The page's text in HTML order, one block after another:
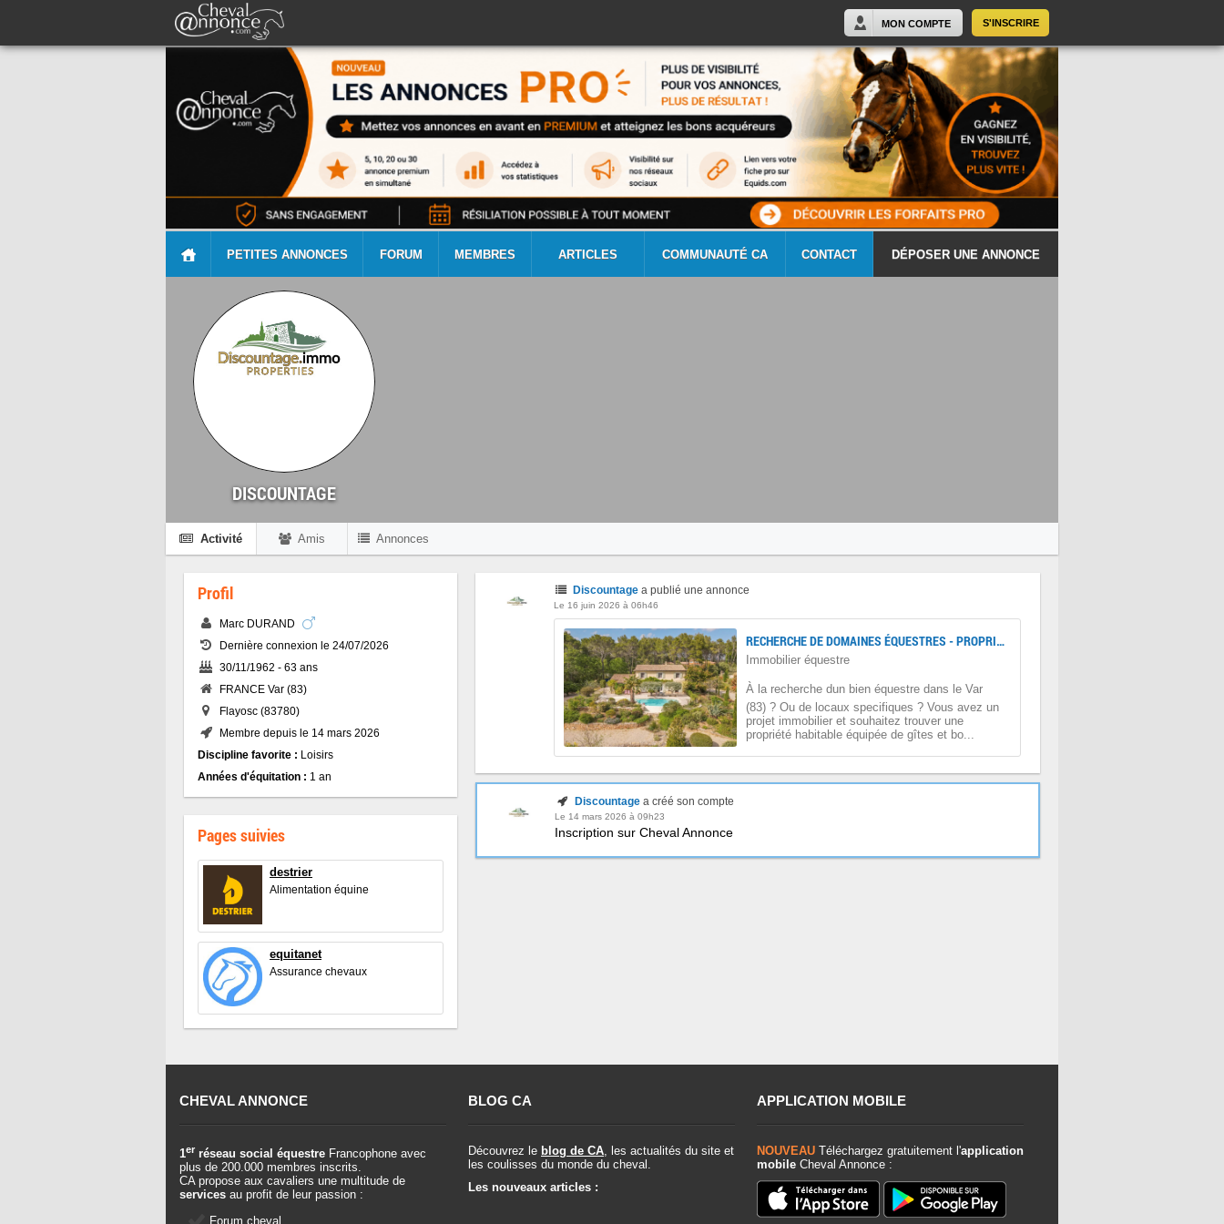
S'INSCRIRE
MON COMPTE
PETITES ANNONCES FORUM MEMBRES ARTICLES COMMUNAUTÉ CA CONTACT DÉPOSER UNE ANNONCE
DISCOUNTAGE
Activité Amis Annonces
Profil
Marc DURAND
Dernière connexion le 24/07/2026
30/11/1962 - 63 ans
FRANCE Var (83)
Flayosc (83780)
Membre depuis le 14 mars 2026
Discipline favorite : Loisirs
Années d'équitation : 1 an
Pages suivies
destrier
Alimentation équine
equitanet
Assurance chevaux
Discountage a publié une annonce
Le 16 juin 2026 à 06h46
RECHERCHE DE DOMAINES ÉQUESTRES - PROPRIÉTÉS RURALES À PARTIR DE :
Immobilier équestre
À la recherche dun bien équestre dans le Var
(83) ? Ou de locaux specifiques ? Vous avez un
projet immobilier et souhaitez trouver une
propriété habitable équipée de gîtes et bo...
Discountagea créé son compte
Le 14 mars 2026 à 09h23
Inscription sur Cheval Annonce
CHEVAL ANNONCE
1er réseau social équestre Francophone avec
plus de 200.000 membres inscrits.
CA propose aux cavaliers une multitude de
services au profit de leur passion :
Forum cheval
BLOG CA
Découvrez le blog de CA , les actualités du site et
les coulisses du monde du cheval.
Les nouveaux articles :
APPLICATION MOBILE
NOUVEAU Téléchargez gratuitement l'application
mobile Cheval Annonce :